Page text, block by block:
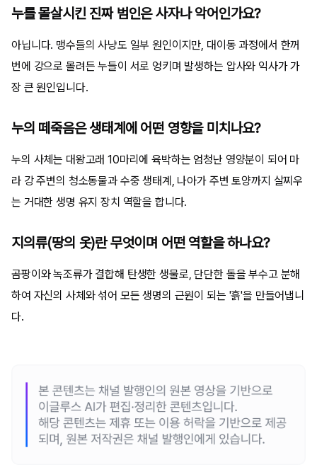
누를 몰살시킨 진짜 범인은 사자나 악어인가요?
아닙니다. 맹수들의 사냥도 일부 원인이지만, 대이동 과정에서 한꺼
번에 강으로 몰려든 누들이 서로 엉키며 발생하는 압사와 익사가 가
장 큰 원인입니다.
누의 떼죽음은 생태계에 어떤 영향을 미치나요?
누의 사체는 대왕고래 10마리에 육박하는 엄청난 영양분이 되어 마
라 강 주변의 청소동물과 수중 생태계, 나아가 주변 토양까지 살찌우
는 거대한 생명 유지 장치 역할을 합니다.
지의류(땅의 옷)란 무엇이며 어떤 역할을 하나요?
곰팡이와 녹조류가 결합해 탄생한 생물로, 단단한 돌을 부수고 분해
하여 자신의 사체와 섞어 모든 생명의 근원이 되는 '흙'을 만들어냅니
다.